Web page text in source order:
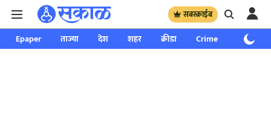
सबस्क्राईब
Epaper ताज्या देश शहर क्रीडा Crime साप्ताहिक